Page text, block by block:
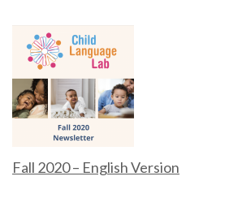
Fall 2020 – English Version